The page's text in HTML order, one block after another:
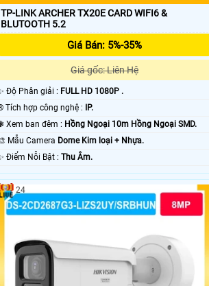
TP-LINK ARCHER TX20E CARD WIFI6 &
BLUTOOTH 5.2
Giá Bán: 5%-35%
Giá gốc: Liên Hệ
✨ Độ Phân giải : FULL HD 1080P .
®️ Tích hợp công nghệ :
IP.
❃ Xem ban đêm : Hồng Ngoại 10m Hồng Ngoại SMD.
🎨 Mẫu Camera Dome Kim loại + Nhựa.
️✨ Điểm Nỗi Bật : Thu Âm.
24